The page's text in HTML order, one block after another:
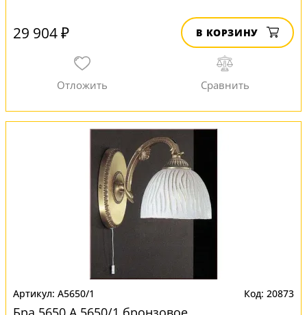
29 904 ₽ В КОРЗИНУ
A5650/1 20873